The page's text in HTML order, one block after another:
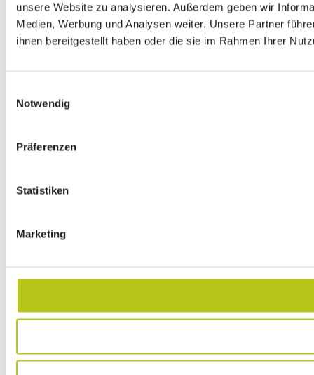
unsere Website zu analysieren. Außerdem geben wir
Medien, Werbung und Analysen weiter. Unsere Partner
ihnen bereitgestellt haben oder die sie im Rahmen Ihrer
Notwendig
Präferenzen
Statistiken
Marketing